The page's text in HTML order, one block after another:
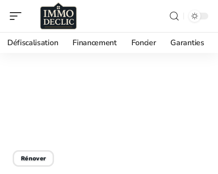
Défiscalisation Financement Foncier Garanties
Rénover